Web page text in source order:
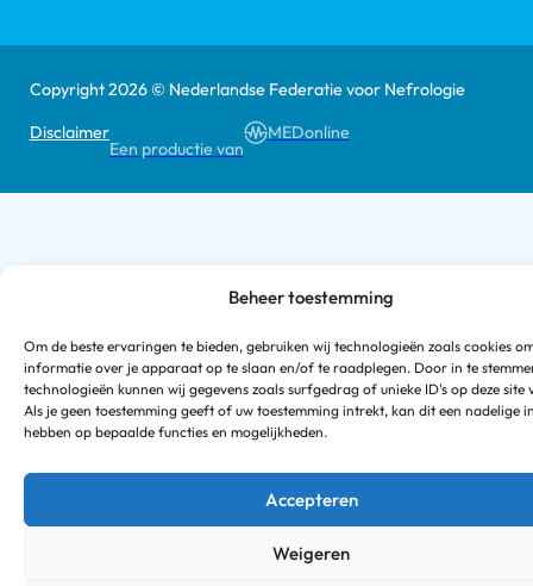
Beheer toestemming
Om de beste ervaringen te bieden, gebruiken wij technologieën zoals cookies
informatie over je apparaat op te slaan en/of te raadplegen. Door in te
technologieën kunnen wij gegevens zoals surfgedrag of unieke ID's op deze site
Als je geen toestemming geeft of uw toestemming intrekt, kan dit een nadelige
hebben op bepaalde functies en mogelijkheden.
Accepteren
Weigeren
Copyright 2026 © Nederlandse Federatie voor Nefrologie
Disclaimer
Een productie van
MEDonline